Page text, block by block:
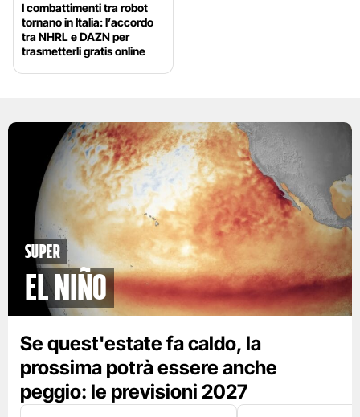
I combattimenti tra robot
tornano in Italia: l’accordo
tra NHRL e DAZN per
trasmetterli gratis online
Super
El Niño
Se quest'estate fa caldo, la
prossima potrà essere anche
peggio: le previsioni 2027